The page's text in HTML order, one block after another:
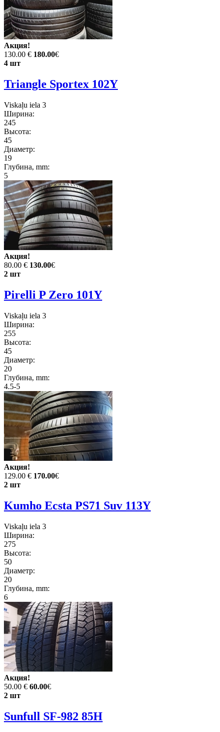
Акция!
130.00 € 180.00€
4 шт
Triangle Sportex 102Y
Viskaļu iela 3
Ширина:
245
Высота:
45
Диаметр:
19
Глубина, mm:
5
Акция!
80.00 € 130.00€
2 шт
Pirelli P Zero 101Y
Viskaļu iela 3
Ширина:
255
Высота:
45
Диаметр:
20
Глубина, mm:
4.5-5
Акция!
129.00 € 170.00€
2 шт
Kumho Ecsta PS71 Suv 113Y
Viskaļu iela 3
Ширина:
275
Высота:
50
Диаметр:
20
Глубина, mm:
6
Акция!
50.00 € 60.00€
2 шт
Sunfull SF-982 85H